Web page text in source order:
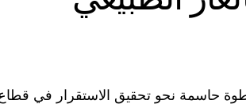
حاسمة نحو تحقيق الاستقرار في